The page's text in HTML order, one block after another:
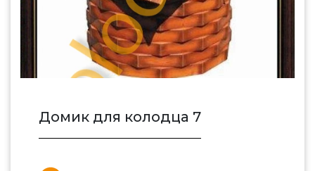
Домик для колодца 7